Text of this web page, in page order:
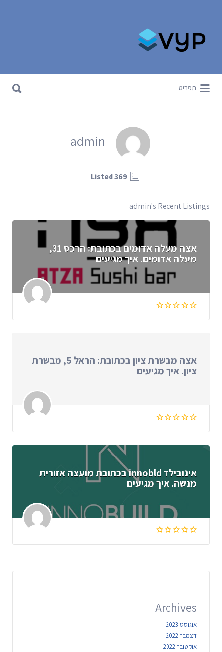
תפריט
admin
369 Listed
admin's Recent Listings
אצה מעלה אדומים בכתובת: הרכס 31,
מעלה אדומים. איך מגיעים
אצה מבשרת ציון בכתובת: הראל 5, מבשרת
ציון. איך מגיעים
אינובילד innobld בכתובת מועצה אזורית
מנשה. איך מגיעים
Archives
אוגוסט 2023
דצמבר 2022
אוקטובר 2022